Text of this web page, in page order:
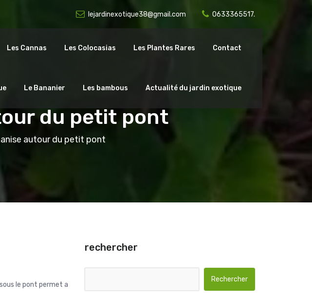
lejardinexotique38@gmail.com 0633365517.
Les Cannas Les Colocasias Les Plantes Rares Contact
Le Bananier Les bambous Actualité du jardin exotique
du petit pont
autour du petit pont
le pont permet a
rechercher